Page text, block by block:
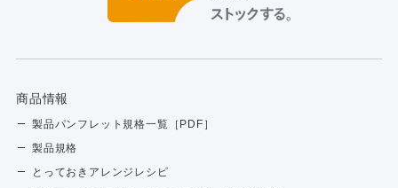
商品情報
製品パンフレット規格一覧［PDF］
製品規格
とっておきアレンジレシピ